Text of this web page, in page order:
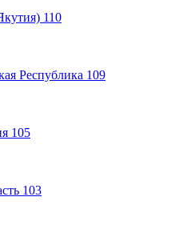
110
Республика 109
105
103